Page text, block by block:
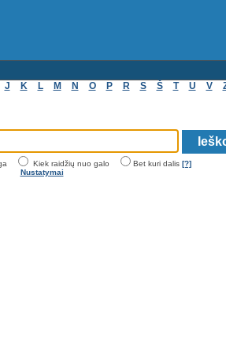
J K L M N O P R S Š T U V
Kiek raidžių nuo galo Bet kuri dalis [?]
Nustatymai